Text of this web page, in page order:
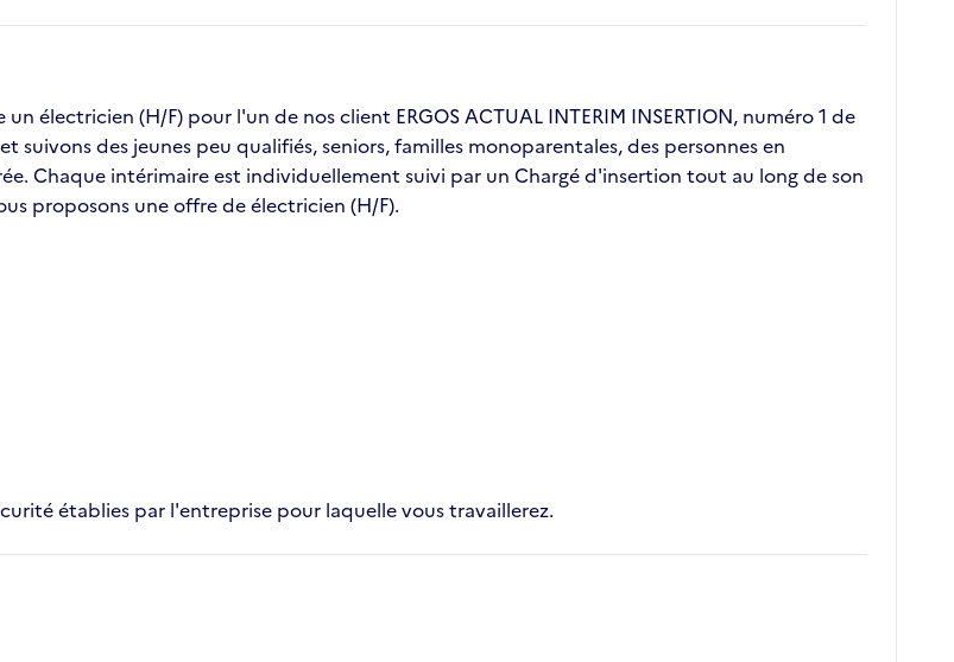
électricien (H/F) pour l'un de nos client ERGOS ACTUAL INTERIM INSERTION, numéro 1 de
des jeunes peu qualifiés, seniors, familles monoparentales, des personnes en
Chaque intérimaire est individuellement suivi par un Chargé d'insertion tout au long de son
proposons une offre de électricien (H/F).
établies par l'entreprise pour laquelle vous travaillerez.